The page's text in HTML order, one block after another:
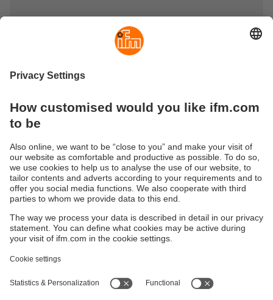
Suku cadang untuk otomatisasi
industri
profesional kami untuk sensor, pemantauan kondisi, dan
teknologi komunikasi industri. Dari tutup pelindung yang
presisi, mur dan katup hingga O-ring khusus, gasket, dan
elektronik pengganti untuk seri SM Foodmag - ifm
menawarkan suku cadang yang andal untuk semua
aplikasi dalam teknologi otomatisasi.
Keberlanjutan
Syarat & Ketentuan
Pemberitahuan Privasi